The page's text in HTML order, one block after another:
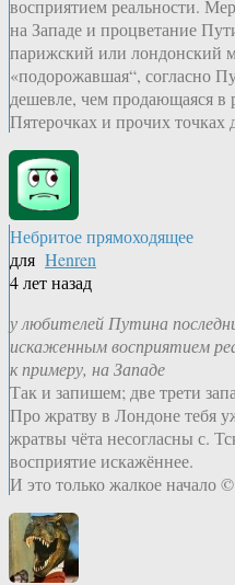
восприятием реальности.
на Западе и процветание
парижский или лондонский
«подорожавшая“, согласно
дешевле, чем продающаяся в
Пятерочках и прочих
Небритое прямоходящее
для Henren
4 лет назад
у любителей Путина
искаженным восприятием
к примеру, на Западе
Так и запишем; две трети
Про жратву в Лондоне тебя
жратвы чёта несогласны с.
восприятие искажённее.
И это только жалкое начало